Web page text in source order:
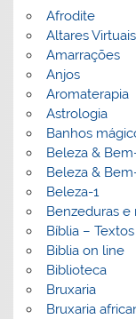
Afrodite
Altares Virtuais
Amarrações
Anjos
Aromaterapia
Astrologia
Banhos
Beleza &
Beleza &
Beleza-1
Benzeduras e
Bíblia –
Biblia on line
Biblioteca
Bruxaria
Bruxaria